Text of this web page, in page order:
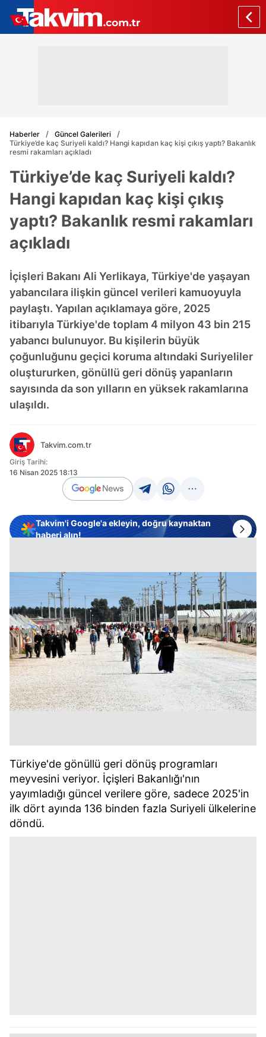
Haberler
Güncel Galerileri
Türkiye’de kaç Suriyeli kaldı? Hangi kapıdan kaç kişi çıkış yaptı? Bakanlık
resmi rakamları açıkladı
Türkiye’de kaç Suriyeli kaldı?
Hangi kapıdan kaç kişi çıkış
yaptı? Bakanlık resmi rakamları
açıkladı
İçişleri Bakanı Ali Yerlikaya, Türkiye'de yaşayan
yabancılara ilişkin güncel verileri kamuoyuyla
paylaştı. Yapılan açıklamaya göre, 2025
itibarıyla Türkiye'de toplam 4 milyon 43 bin 215
yabancı bulunuyor. Bu kişilerin büyük
çoğunluğunu geçici koruma altındaki Suriyeliler
oluştururken, gönüllü geri dönüş yapanların
sayısında da son yılların en yüksek rakamlarına
ulaşıldı.
Takvim.com.tr
Giriş Tarihi:
16 Nisan 2025 18:13
Takvim'i Google'a ekleyin, doğru kaynaktan
haberi alın!
Türkiye'de gönüllü geri dönüş programları
meyvesini veriyor. İçişleri Bakanlığı'nın
yayımladığı güncel verilere göre, sadece 2025'in
ilk dört ayında 136 binden fazla Suriyeli ülkelerine
döndü.